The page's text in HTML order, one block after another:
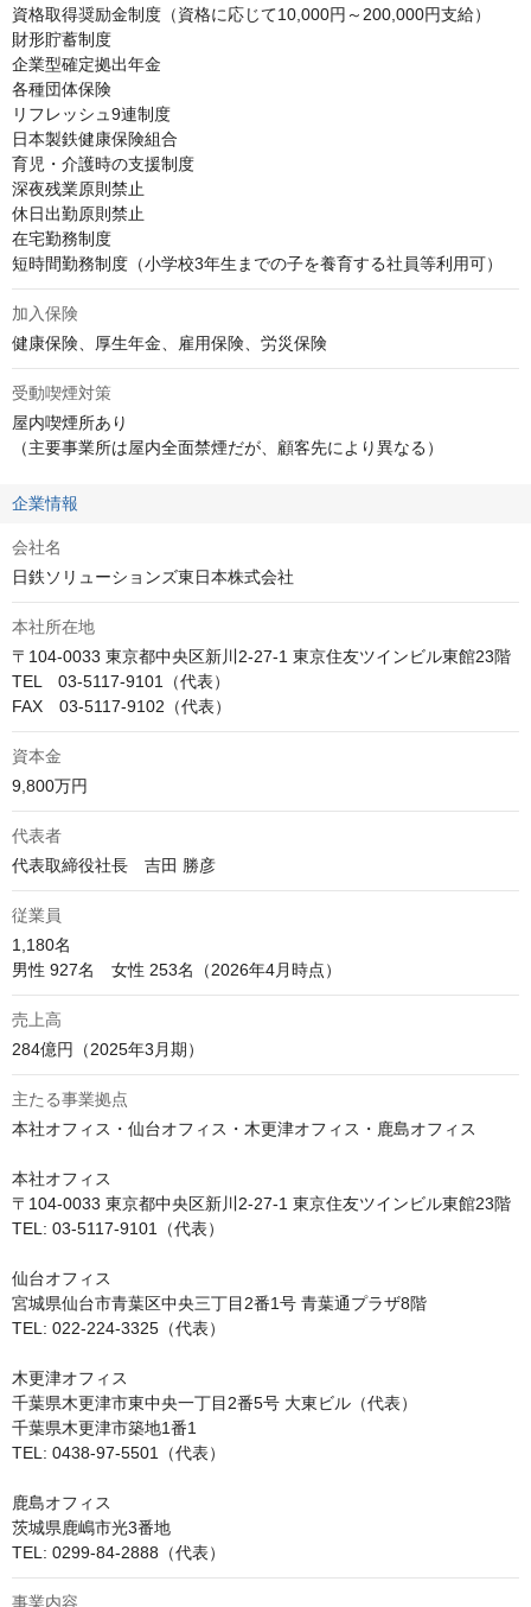
資格取得奨励金制度（資格に応じて10,000円～200,000円支給）
財形貯蓄制度
企業型確定拠出年金
各種団体保険
リフレッシュ9連制度
日本製鉄健康保険組合
育児・介護時の支援制度
深夜残業原則禁止
休日出勤原則禁止
在宅勤務制度
短時間勤務制度（小学校3年生までの子を養育する社員等利用可）
加入保険
健康保険、厚生年金、雇用保険、労災保険
受動喫煙対策
屋内喫煙所あり
（主要事業所は屋内全面禁煙だが、顧客先により異なる）
企業情報
会社名
日鉄ソリューションズ東日本株式会社
本社所在地
〒104-0033 東京都中央区新川2-27-1 東京住友ツインビル東館23階
TEL　03-5117-9101（代表）
FAX　03-5117-9102（代表）
資本金
9,800万円
代表者
代表取締役社長　吉田 勝彦
従業員
1,180名
男性 927名　女性 253名（2026年4月時点）
売上高
284億円（2025年3月期）
主たる事業拠点
本社オフィス・仙台オフィス・木更津オフィス・鹿島オフィス
本社オフィス
〒104-0033 東京都中央区新川2-27-1 東京住友ツインビル東館23階
TEL: 03-5117-9101（代表）
仙台オフィス
宮城県仙台市青葉区中央三丁目2番1号 青葉通プラザ8階
TEL: 022-224-3325（代表）
木更津オフィス
千葉県木更津市東中央一丁目2番5号 大東ビル（代表）
千葉県木更津市築地1番1
TEL: 0438-97-5501（代表）
鹿島オフィス
茨城県鹿嶋市光3番地
TEL: 0299-84-2888（代表）
事業内容